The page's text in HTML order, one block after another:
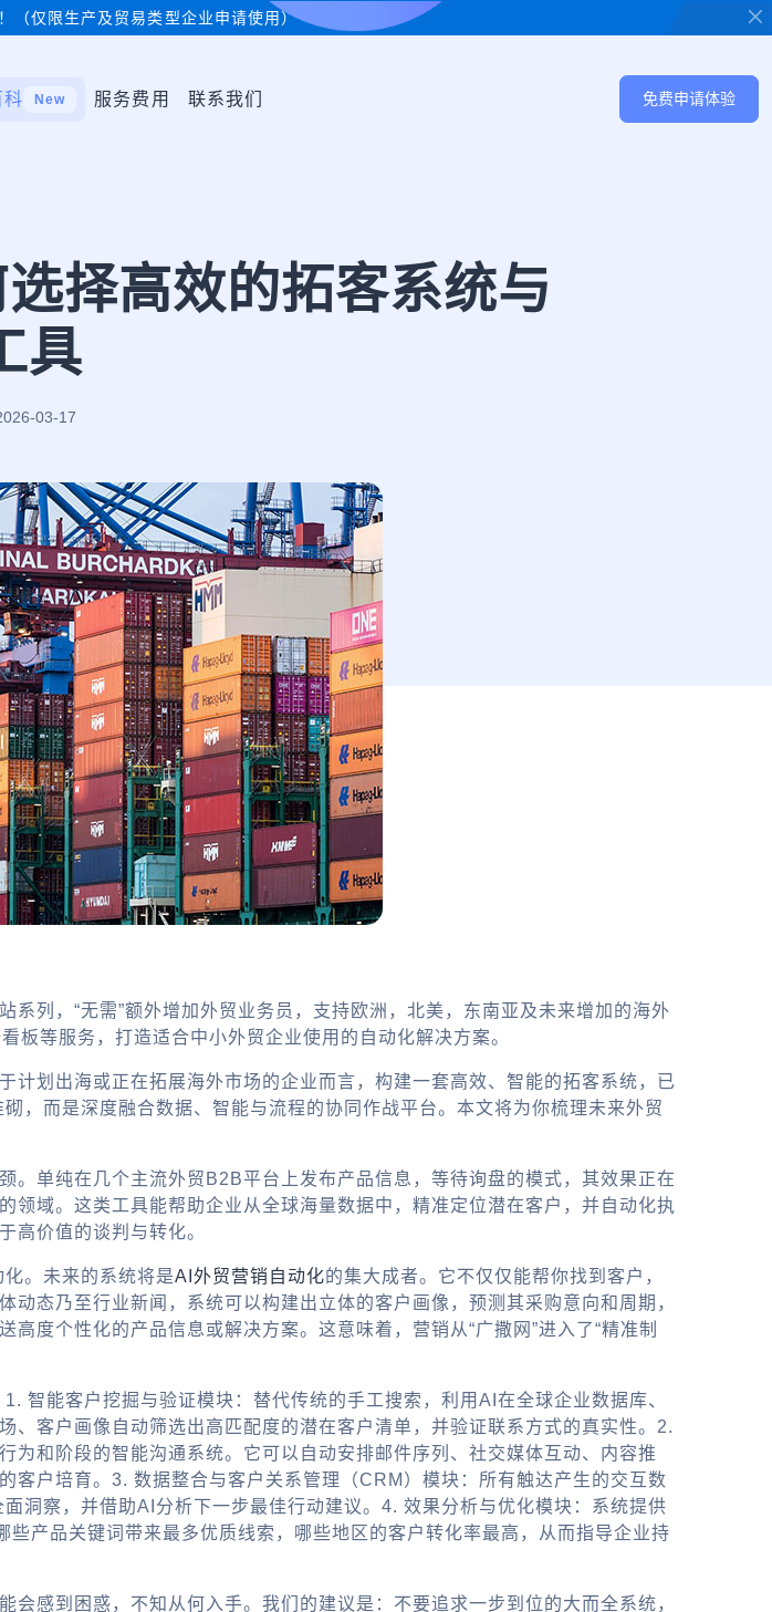
（仅限生产及贸易类型企业申请使用）
科 New 服务费用 联系我们 免费申请体验
择高效的拓客系统与
具
03-17
列，“无需”额外增加外贸业务员，支持欧洲，北美，东南亚及未来增加的海外
板等服务，打造适合中小外贸企业使用的自动化解决方案。
计划出海或正在拓展海外市场的企业而言，构建一套高效、智能的拓客系统，已
，而是深度融合数据、智能与流程的协同作战平台。本文将为你梳理未来外贸
。单纯在几个主流外贸B2B平台 上发布产品信息，等待询盘的模式，其效果正在
领域。这类工具能帮助企业从全球海量数据中，精准定位潜在客户，并自动化执
高价值的谈判与转化。
。未来的系统将是AI外贸营销自动化的集大成者。它不仅仅能帮你找到客户，
态乃至行业新闻，系统可以构建出立体的客户画像，预测其采购意向和周期，
度个性化的产品信息或解决方案。这意味着，营销从“广撒网”进入了“精准制
智能客户挖掘与验证模块：替代传统的手工搜索，利用AI在全球企业数据库、
客户画像自动筛选出高匹配度的潜在客户清单，并验证联系方式的真实性。2.
为和阶段的智能沟通系统。它可以自动安排邮件序列、社交媒体互动、内容推
户培育。3. 数据整合与客户关系管理（CRM）模块：所有触达产生的交互数
洞察，并借助AI分析下一步最佳行动建议。4. 效果分析与优化模块：系统提供
产品关键词带来最多优质线索，哪些地区的客户转化率最高，从而指导企业持
会感到困惑，不知从何入手。我们的建议是：不要追求一步到位的大而全系统，